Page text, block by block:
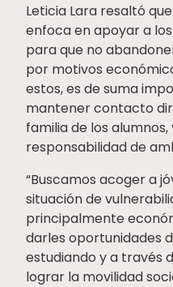
Leticia Lara resaltó
enfoca en apoyar a
para que no
por motivos
estos, es de suma
mantener contacto
familia de los alumnos,
responsabilidad de
“Buscamos acoger a
situación de
principalmente
darles oportunidades
estudiando y a través
lograr la movilidad